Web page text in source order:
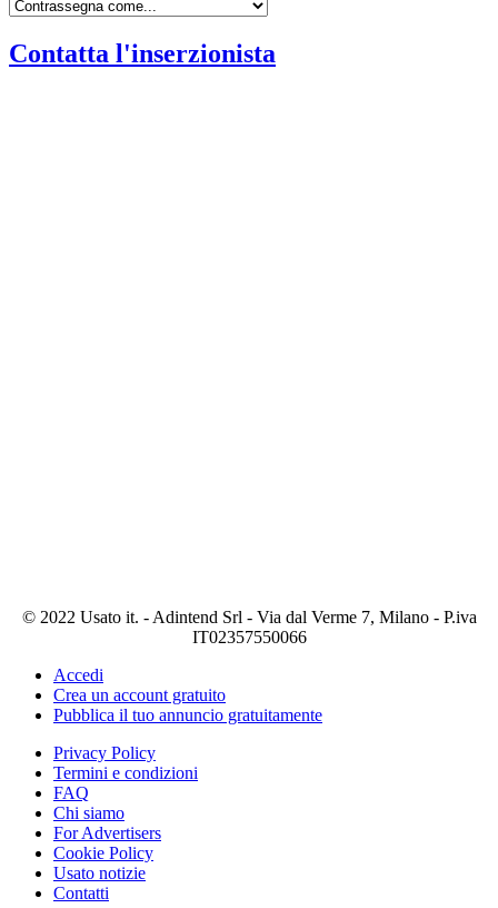
Contatta l'inserzionista
© 2022 Usato it. - Adintend Srl - Via dal Verme 7, Milano - P.iva
IT02357550066
Accedi
Crea un account gratuito
Pubblica il tuo annuncio gratuitamente
Privacy Policy
Termini e condizioni
FAQ
Chi siamo
For Advertisers
Cookie Policy
Usato notizie
Contatti